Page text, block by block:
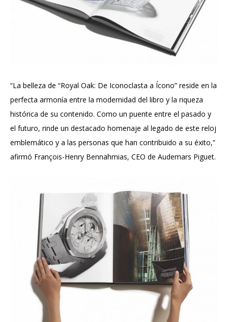
“La belleza de “Royal Oak: De Iconoclasta a Ícono” reside en la
perfecta armonía entre la modernidad del libro y la riqueza
histórica de su contenido. Como un puente entre el pasado y
el futuro, rinde un destacado homenaje al legado de este reloj
emblemático y a las personas que han contribuido a su éxito,”
afirmó François-Henry Bennahmias, CEO de Audemars Piguet.